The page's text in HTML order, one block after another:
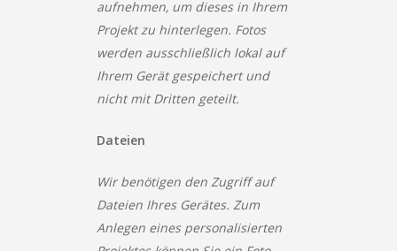
aufnehmen, um dieses in Ihrem
Projekt zu hinterlegen. Fotos
werden ausschließlich lokal auf
Ihrem Gerät gespeichert und
nicht mit Dritten geteilt.
Dateien
Wir benötigen den Zugriff auf
Dateien Ihres Gerätes. Zum
Anlegen eines personalisierten